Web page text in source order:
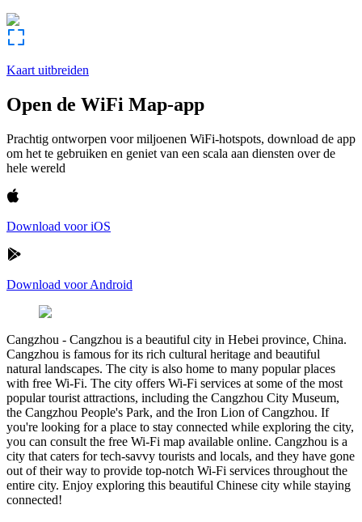
Kaart uitbreiden
Open de WiFi Map-app
Prachtig ontworpen voor miljoenen WiFi-hotspots, download de app
om het te gebruiken en geniet van een scala aan diensten over de
hele wereld
Download voor iOS
Download voor Android
Cangzhou - Cangzhou is a beautiful city in Hebei province, China.
Cangzhou is famous for its rich cultural heritage and beautiful
natural landscapes. The city is also home to many popular places
with free Wi-Fi. The city offers Wi-Fi services at some of the most
popular tourist attractions, including the Cangzhou City Museum,
the Cangzhou People's Park, and the Iron Lion of Cangzhou. If
you're looking for a place to stay connected while exploring the city,
you can consult the free Wi-Fi map available online. Cangzhou is a
city that caters for tech-savvy tourists and locals, and they have gone
out of their way to provide top-notch Wi-Fi services throughout the
entire city. Enjoy exploring this beautiful Chinese city while staying
connected!